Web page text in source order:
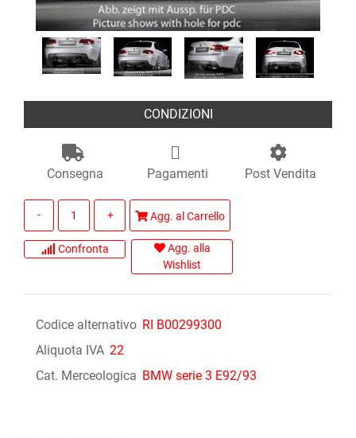
CONDIZIONI
Consegna Pagamenti Post Vendita
Agg. al Carrello
Confronta
Agg. alla
Wishlist
Codice alternativo RI B00299300
Aliquota IVA 22
Cat. Merceologica BMW serie 3 E92/93